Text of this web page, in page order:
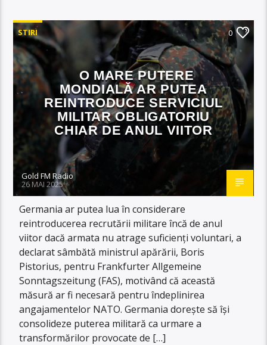
STIRI 0
O MARE PUTERE
MONDIALĂ AR PUTEA
REINTRODUCE SERVICIUL
MILITAR OBLIGATORIU
CHIAR DE ANUL VIITOR
Gold FM Radio
26 MAI 2025
Germania ar putea lua în considerare
reintroducerea recrutării militare încă de anul
viitor dacă armata nu atrage suficienți voluntari, a
declarat sâmbătă ministrul apărării, Boris
Pistorius, pentru Frankfurter Allgemeine
Sonntagszeitung (FAS), motivând că această
măsură ar fi necesară pentru îndeplinirea
angajamentelor NATO. Germania dorește să își
consolideze puterea militară ca urmare a
transformărilor provocate de […]